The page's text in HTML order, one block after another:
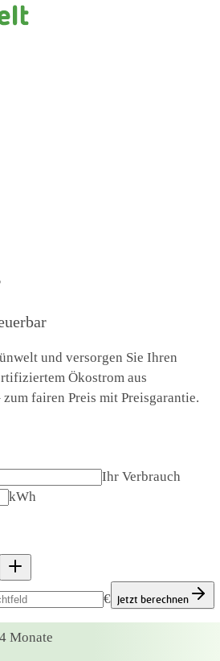
und versorgen Sie Ihren
Ökostrom aus
fairen Preis mit Preisgarantie.
Ihr Verbrauch
kWh
€ Jetzt berechnen
Monate